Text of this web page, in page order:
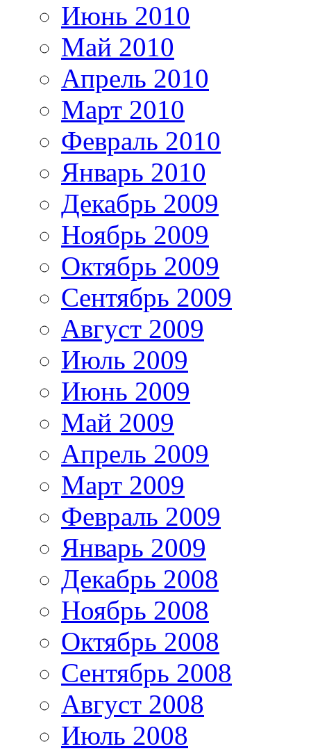
Июнь 2010
Май 2010
Апрель 2010
Март 2010
Февраль 2010
Январь 2010
Декабрь 2009
Ноябрь 2009
Октябрь 2009
Сентябрь 2009
Август 2009
Июль 2009
Июнь 2009
Май 2009
Апрель 2009
Март 2009
Февраль 2009
Январь 2009
Декабрь 2008
Ноябрь 2008
Октябрь 2008
Сентябрь 2008
Август 2008
Июль 2008